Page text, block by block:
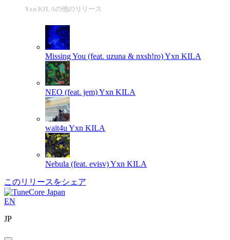
Yxn KILAの他のリリース
Missing You (feat. uzuna & nxsh!ro)Yxn KILA
NEO (feat. jem)Yxn KILA
wait4u Yxn KILA
Nebula (feat. evisv)Yxn KILA
このリリースをシェア
EN
JP